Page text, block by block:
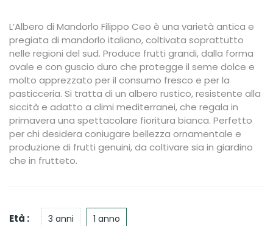
L’Albero di Mandorlo Filippo Ceo è una varietà antica e
pregiata di mandorlo italiano, coltivata soprattutto
nelle regioni del sud. Produce frutti grandi, dalla forma
ovale e con guscio duro che protegge il seme dolce e
molto apprezzato per il consumo fresco e per la
pasticceria. Si tratta di un albero rustico, resistente alla
siccità e adatto a climi mediterranei, che regala in
primavera una spettacolare fioritura bianca. Perfetto
per chi desidera coniugare bellezza ornamentale e
produzione di frutti genuini, da coltivare sia in giardino
che in frutteto.
Età : 3 anni 1 anno